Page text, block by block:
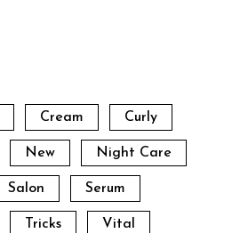
Cream Curly
New Night Care
Salon Serum
Tricks Vital